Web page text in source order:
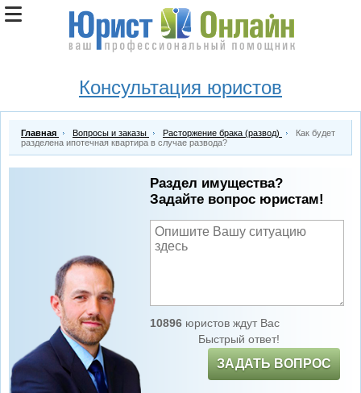
Консультация юристов
Главная Вопросы и заказы Расторжение брака (развод)
Как будет
разделена ипотечная квартира в случае развода?
Раздел имущества?
Задайте вопрос юристам!
10896юристов ждут Вас
Быстрый ответ!
ЗАДАТЬ ВОПРОС